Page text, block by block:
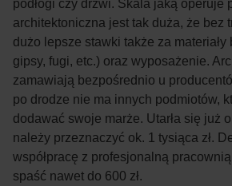
podłogi czy drzwi. Skala jaką operuje
architektoniczna jest tak duża, że bez
dużo lepsze stawki także za
gipsy, fugi, etc.) oraz wyposażenie.
zamawiają bezpośrednio u
po drodze nie ma innych podmiotów,
dodawać swoje marże. Utarła się już
należy przeznaczyć ok. 1 tysiąca zł.
współpracę z profesjonalną
spaść nawet do 600 zł.